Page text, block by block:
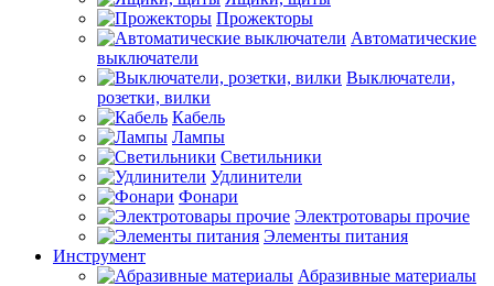
Прожекторы
Автоматические
выключатели
Выключатели,
розетки, вилки
Кабель
Лампы
Светильники
Удлинители
Фонари
Электротовары прочие
Элементы питания
Инструмент
Абразивные материалы